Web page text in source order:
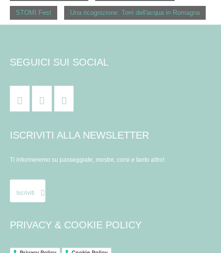
STOMI Fest Una ricognizione. Torri dell'acqua in Romagna
SEGUICI SUI SOCIAL
ISCRIVITI ALLA NEWSLETTER
Ti informeremo su passeggiate, mostre, corsi e tanto altro!
Iscriviti
PRIVACY & COOKIE POLICY